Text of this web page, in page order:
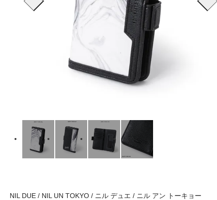
NIL DUE / NIL UN TOKYO / ニル デュエ / ニル アン トーキョー